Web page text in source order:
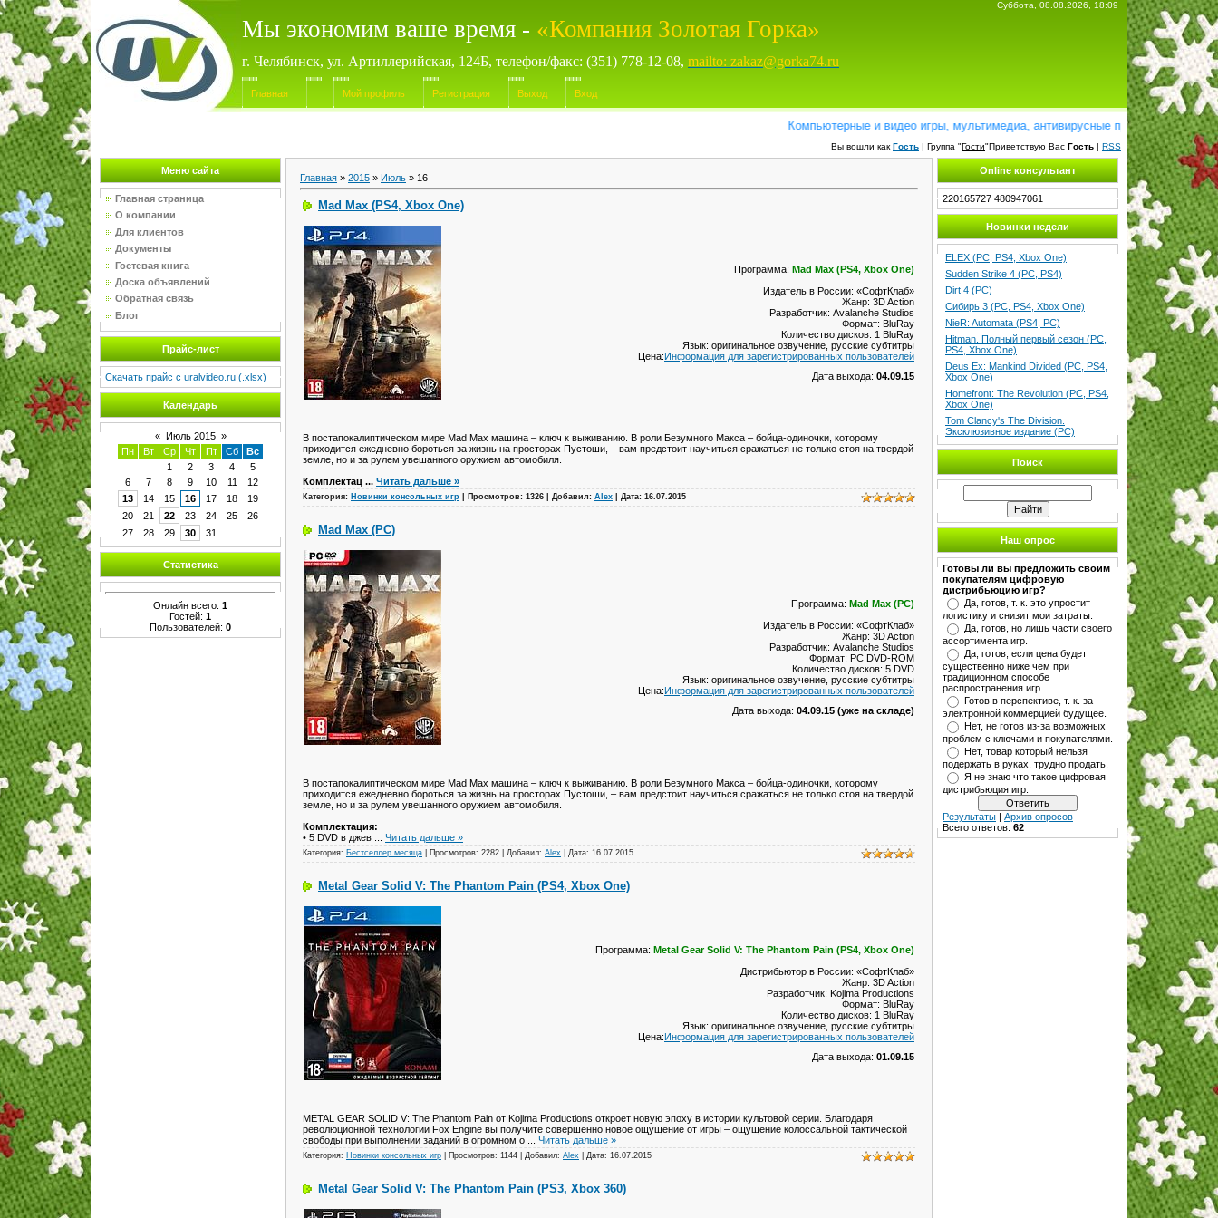
Суббота, 08.08.2026, 18:09
Мы экономим ваше время - «Компания Золотая Горка»
г. Челябинск, ул. Артиллерийская, 124Б, телефон/факс: (351) 778-12-08, mailto: zakaz@gorka74.ru
Главная Мой профиль Регистрация Выход Вход
Компьютерные и видео игры, мультимедиа, антивирусные программы,
Вы вошли как Гость | Группа "Гости"Приветствую Вас Гость | RSS
Меню сайта
Главная страница
О компании
Для клиентов
Документы
Гостевая книга
Доска объявлений
Обратная связь
Блог
Прайс-лист
Скачать прайс с uralvideo.ru (.xlsx)
Календарь
« Июль 2015 »
Пн
Вт Ср Чт Пт Сб
Вс
1
2 3 4
5
6
7 8 9 10 11
12
13
14 15 16 17 18
19
20
21 22 23 24 25
26
27
28 29 30 31
Статистика
Онлайн всего: 1
Гостей: 1
Пользователей: 0
Главная » 2015 » Июль » 16
Mad Max (PS4, Xbox One)
Программа: Mad Max (PS4, Xbox One)
Издатель в России: «СофтКлаб»
Жанр: 3D Action
Разработчик: Avalanche Studios
Формат: BluRay
Количество дисков: 1 BluRay
Язык: оригинальное озвучение, русские субтитры
Цена:Информация для зарегистрированных пользователей
Дата выхода: 04.09.15
В постапокалиптическом мире Mad Max машина – ключ к выживанию. В роли Безумного Макса – бойца-одиночки, которому
приходится ежедневно бороться за жизнь на просторах Пустоши, – вам предстоит научиться сражаться не только стоя на твердой
земле, но и за рулем увешанного оружием автомобиля.
Комплектац ... Читать дальше »
Категория: Новинки консольных игр Просмотров: 1326 Добавил: Alex Дата: 16.07.2015
Mad Max (PC)
Программа: Mad Max (PC)
Издатель в России: «СофтКлаб»
Жанр: 3D Action
Разработчик: Avalanche Studios
Формат: PC DVD-ROM
Количество дисков: 5 DVD
Язык: оригинальное озвучение, русские субтитры
Цена:Информация для зарегистрированных пользователей
Дата выхода: 04.09.15 (уже на складе)
В постапокалиптическом мире Mad Max машина – ключ к выживанию. В роли Безумного Макса – бойца-одиночки, которому
приходится ежедневно бороться за жизнь на просторах Пустоши, – вам предстоит научиться сражаться не только стоя на твердой
земле, но и за рулем увешанного оружием автомобиля.
Комплектация:
• 5 DVD в джев
Читать дальше »
Категория: Бестселлер месяца Просмотров: 2282 Добавил: Alex Дата: 16.07.2015
Metal Gear Solid V: The Phantom Pain (PS4, Xbox One)
Программа: Metal Gear Solid V: The Phantom Pain (PS4, Xbox One)
Дистрибьютор в России: «СофтКлаб»
Жанр: 3D Action
Разработчик: Kojima Productions
Формат: BluRay
Количество дисков: 1 BluRay
Язык: оригинальное озвучение, русские субтитры
Цена:Информация для зарегистрированных пользователей
Дата выхода: 01.09.15
METAL GEAR SOLID V: The Phantom Pain от Kojima Productions откроет новую эпоху в истории культовой серии. Благодаря
революционной технологии Fox Engine вы получите совершенно новое ощущение от игры – ощущение колоссальной тактической
свободы при выполнении заданий в огромном о
Читать дальше »
Категория: Новинки консольных игр Просмотров: 1144 Добавил: Alex Дата: 16.07.2015
Metal Gear Solid V: The Phantom Pain (PS3, Xbox 360)
Online консультант
220165727 480947061
Новинки недели
ELEX (PC, PS4, Xbox One)
Sudden Strike 4 (PC, PS4)
Dirt 4 (PC)
Сибирь 3 (PC, PS4, Xbox One)
NieR: Automata (PS4, PC)
Hitman. Полный первый сезон (PC,
PS4, Xbox One)
Deus Ex: Mankind Divided (PC, PS4,
Xbox One)
Homefront: The Revolution (PC, PS4,
Xbox One)
Tom Clancy's The Division.
Эксклюзивное издание (PC)
Поиск
Наш опрос
Готовы ли вы предложить своим
покупателям цифровую
дистрибьюцию игр?
Да, готов, т. к. это упростит
логистику и снизит мои затраты.
Да, готов, но лишь части своего
ассортимента игр.
Да, готов, если цена будет
существенно ниже чем при
традиционном способе
распространения игр.
Готов в перспективе, т. к. за
электронной коммерцией будущее.
Нет, не готов из-за возможных
проблем с ключами и покупателями.
Нет, товар который нельзя
подержать в руках, трудно продать.
Я не знаю что такое цифровая
дистрибьюция игр.
Результаты | Архив опросов
Всего ответов: 62